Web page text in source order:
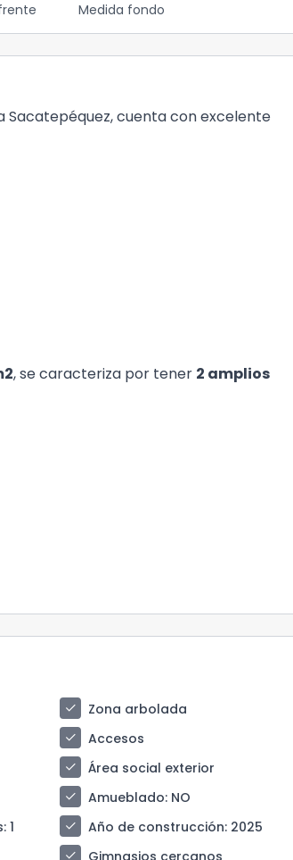
Medida fondo
Sacatepéquez, cuenta con excelente
, se caracteriza por tener 2 amplios
check
Zona arbolada
check
Accesos
check
Área social exterior
check Amueblado: NO
: 1 check Año de construcción: 2025
check Gimnasios cercanos